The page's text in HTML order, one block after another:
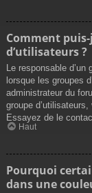
Comment
d’utilisateurs ?
Le responsable
lorsque les groupes
administrateur du
groupe
Essayez de le
Haut
Pourquoi
dans une